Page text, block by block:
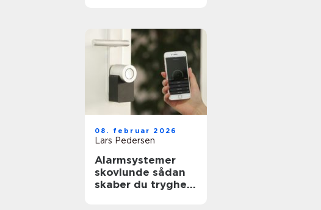
08. februar 2026
Lars Pedersen
Alarmsystemer
skovlunde sådan
skaber du tryghed